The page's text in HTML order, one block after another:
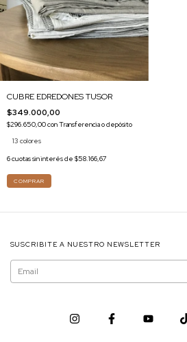
CUBRE EDREDONES TUSOR
$349.000,00
$296.650,00conTransferencia o depósito
13 colores
6cuotas sin interés de $58.166,67
COMPRAR
SUSCRIBITE A NUESTRO NEWSLETTER